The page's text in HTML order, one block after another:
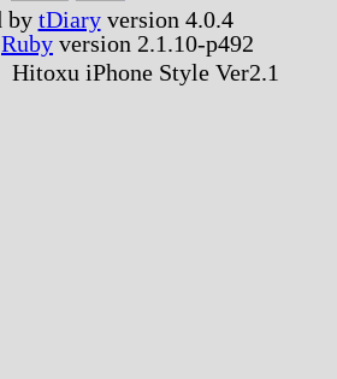
by tDiaryversion 4.0.4
Ruby version 2.1.10-p492